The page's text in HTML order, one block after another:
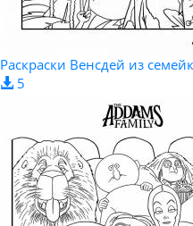
Раскраски Венсдей из
5